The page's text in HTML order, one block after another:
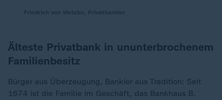
Älteste Privatbank in ununterbrochenem
Familienbesitz
Bürger aus Überzeugung, Bankier aus Tradition: Seit
1674 ist die Familie im Geschäft, das Bankhaus B.